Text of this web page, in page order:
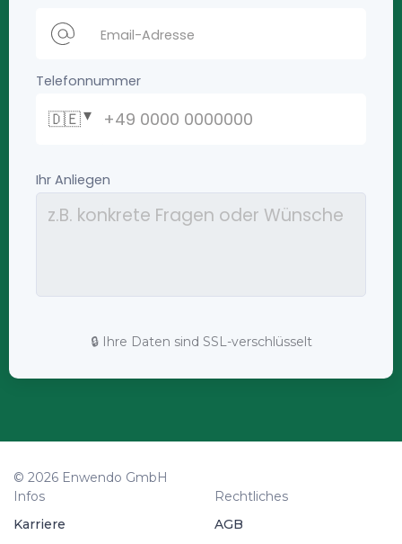
🔒 Ihre Daten sind SSL-verschlüsselt
© 2026 Enwendo GmbH
Infos
Karriere
Rechtliches
AGB